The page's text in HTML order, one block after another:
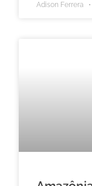
Adison Ferrera